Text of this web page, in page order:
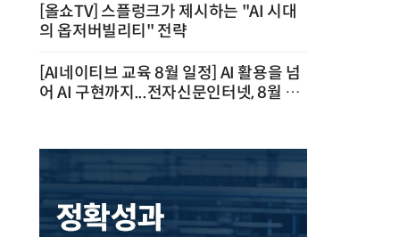
[올쇼TV] 스플렁크가 제시하는 "AI 시대
의 옵저버빌리티" 전략
[AI네이티브 교육 8월 일정] AI 활용을 넘
어 AI 구현까지...전자신문인터넷, 8월 실